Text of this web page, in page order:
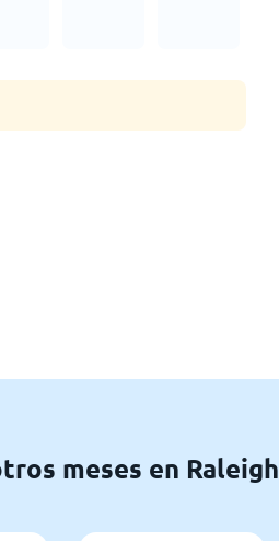
meses en Raleigh